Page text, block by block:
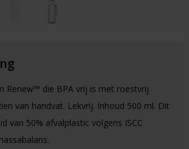
Renew™ die BPA vrij is met roestvrij
van handvat. Lekvrij. Inhoud 500 ml. Dit
van 50% afvalplastic volgens ISCC